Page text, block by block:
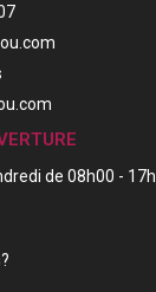
de 08h00 - 17h